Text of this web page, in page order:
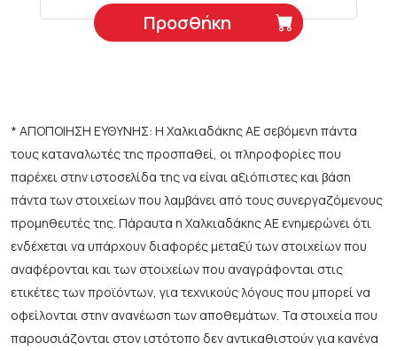
Προσθήκη
* ΑΠΟΠΟΙΗΣΗ ΕΥΘΥΝΗΣ: Η Χαλκιαδάκης ΑΕ σεβόμενη πάντα
τους καταναλωτές της προσπαθεί, οι πληροφορίες που
παρέχει στην ιστοσελίδα της να είναι αξιόπιστες και βάση
πάντα των στοιχείων που λαμβάνει από τους συνεργαζόμενους
προμηθευτές της. Πάραυτα η Χαλκιαδάκης ΑΕ ενημερώνει ότι
ενδέχεται να υπάρχουν διαφορές μεταξύ των στοιχείων που
αναφέρονται και των στοιχείων που αναγράφονται στις
ετικέτες των προϊόντων, για τεχνικούς λόγους που μπορεί να
οφείλονται στην ανανέωση των αποθεμάτων. Τα στοιχεία που
παρουσιάζονται στον ιστότοπο δεν αντικαθιστούν για κανένα